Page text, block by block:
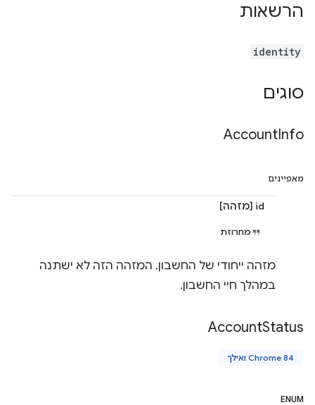
הרשאות
identity
סוגים
AccountInfo
מאפיינים
id [מזהה]
מחרוזת
מזהה ייחודי של החשבון. המזהה הזה לא ישתנה
במהלך חיי החשבון.
AccountStatus
Chrome 84 ואילך
ENUM